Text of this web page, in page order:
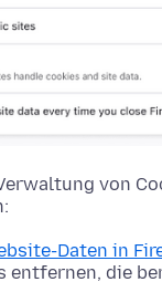
von
Daten in
entfernen, die